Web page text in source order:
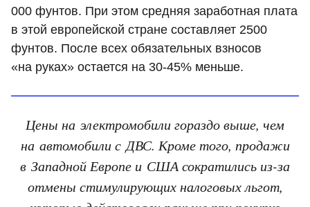
000 фунтов. При этом средняя заработная плата
в этой европейской стране составляет 2500
фунтов. После всех обязательных взносов
«на руках» остается на 30-45% меньше.
Цены на электромобили гораздо выше, чем
на автомобили с ДВС. Кроме того, продажи
в Западной Европе и США сократились из-за
отмены стимулирующих налоговых льгот,